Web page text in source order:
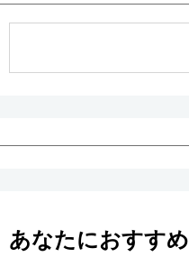
あなたにおすすめ